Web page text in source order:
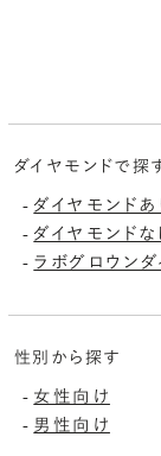
ダイヤモンドで探
-ダイヤモンドあ
-ダイヤモンドな
- ラボグロウン
性別から探す
- 女性向け
- 男性向け